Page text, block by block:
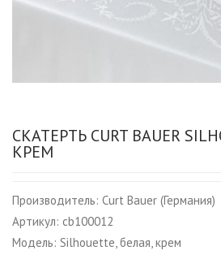
СКАТЕРТЬ CURT BAUER
КРЕМ
Производитель: Curt Bauer (Германия)
Артикул: cb100012
Модель: Silhouette, белая, крем